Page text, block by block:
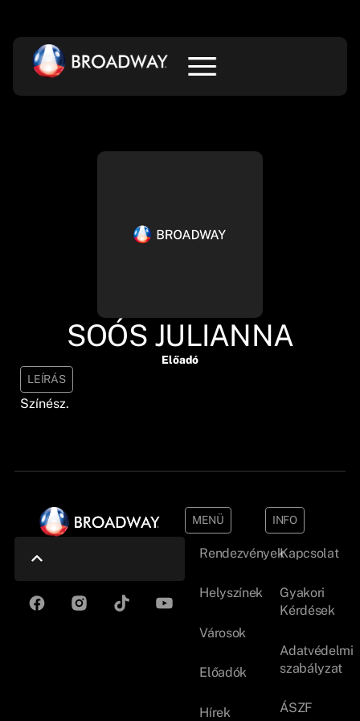
SOÓS JULIANNA
Előadó
LEÍRÁS
Színész.
MENÜ
Rendezvények
Helyszínek
Városok
Előadók
Hírek
INFO
Kapcsolat
Gyakori
Kérdések
Adatvédelmi
szabályzat
ÁSZF